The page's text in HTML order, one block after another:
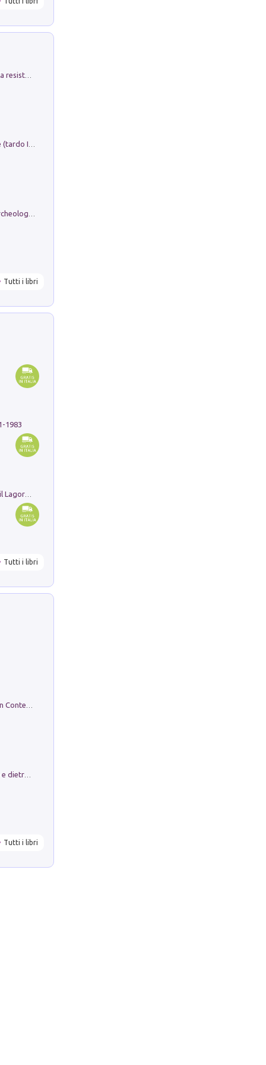
Sofiana. In Sicilia centro-meridionale (tardo III-metà IX secolo d.C.): dall'agro-town tardo-imperiale al villaggio medio-bizantino. Nuova ediz.
Tutti i libri
1983
Tutti i libri
in alto! Livello A1. Con CD-Audio. Con Contenuto digitale per accesso on line
Tutti i libri